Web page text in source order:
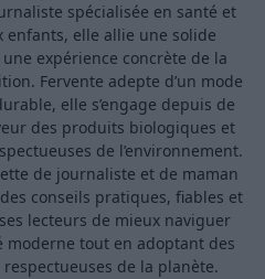
spécialisée en santé et
enfants, elle allie une solide
expérience concrète de la
Fervente adepte d’un mode
elle s’engage depuis de
des produits biologiques et
de l’environnement.
de journaliste et de maman
conseils pratiques, fiables et
lecteurs de mieux naviguer
moderne tout en adoptant des
de la planète.